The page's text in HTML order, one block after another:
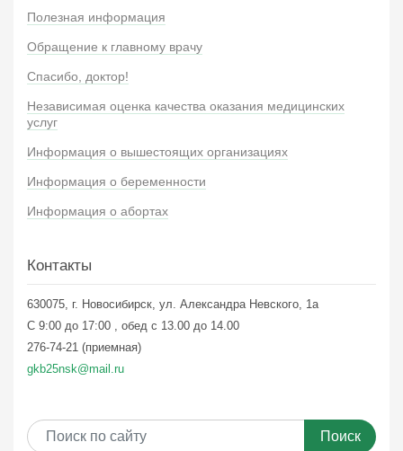
Полезная информация
Обращение к главному врачу
Спасибо, доктор!
Независимая оценка качества оказания медицинских
услуг
Информация о вышестоящих организациях
Информация о беременности
Информация о абортах
Контакты
630075, г. Новосибирск, ул. Александра Невского, 1а
С 9:00 до 17:00 , обед с 13.00 до 14.00
276-74-21 (приемная)
gkb25nsk@mail.ru
Поиск